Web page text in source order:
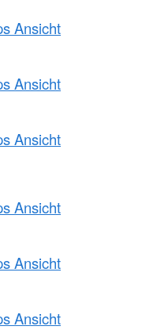
Ansicht
Ansicht
Ansicht
Ansicht
Ansicht
Ansicht